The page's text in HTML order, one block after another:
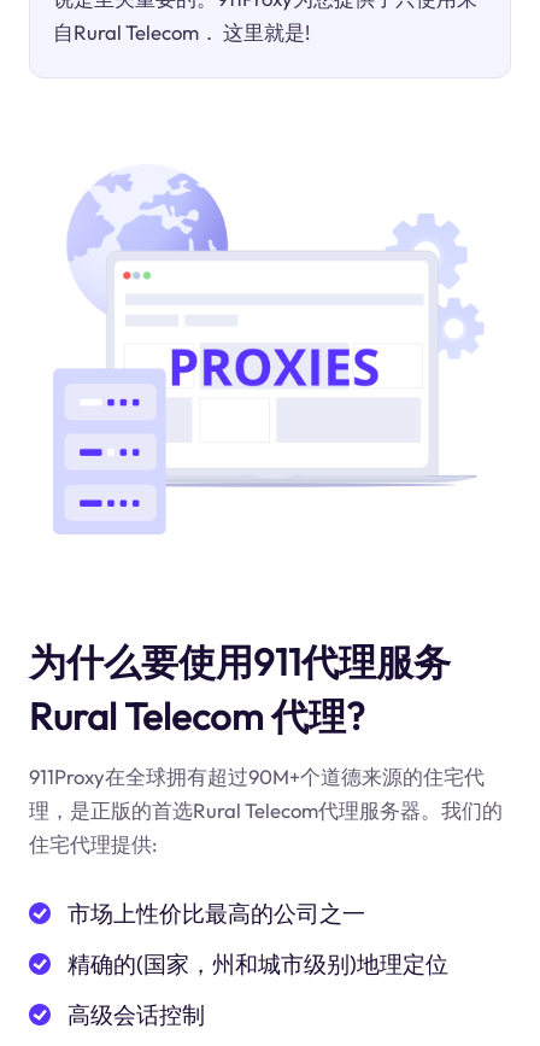
自Rural Telecom． 这里就是!
为什么要使用911代理服务
Rural Telecom 代理?
911Proxy在全球拥有超过90M+个道德来源的住宅代
理，是正版的首选Rural Telecom代理服务器。我们的
住宅代理提供:
市场上性价比最高的公司之一
精确的(国家，州和城市级别)地理定位
高级会话控制